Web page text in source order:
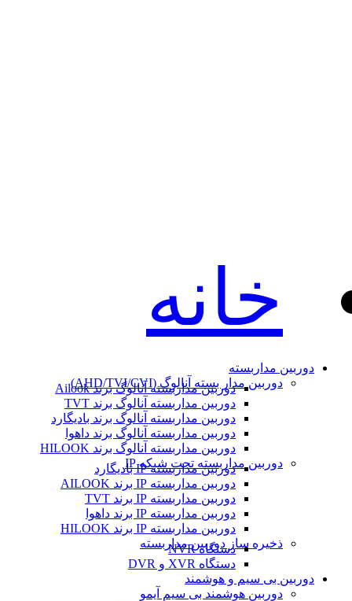
خانه
دوربین مداربسته
دوربین مدار بسته آنالوگ (AHD/TVI/CVI)
دوربین مداربسته آنالوگ برند Ailook
دوربین مداربسته آنالوگ برند TVT
دوربین مداربسته آنالوگ برند بادیگارد
دوربین مداربسته آنالوگ برند داهوا
دوربین مداربسته آنالوگ برند HILOOK
دوربین مداربسته تحت شبکه IP
دوربین مداربسته IP بادیگارد
دوربین مداربسته IP برند AILOOK
دوربین مداربسته IP برند TVT
دوربین مداربسته IP برند داهوا
دوربین مداربسته IP برند HILOOK
ذخیره ساز دوربین مداربسته
دستگاه NVR
دستگاه XVR و DVR
دوربین بی سیم و هوشمند
دوربین هوشمند بی سیم آیمو